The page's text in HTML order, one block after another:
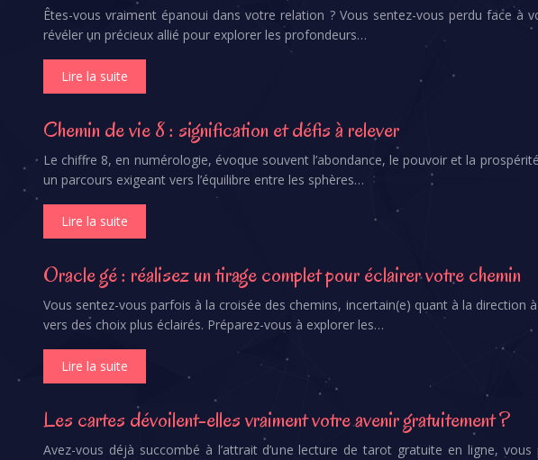
Êtes-vous vraiment épanoui dans votre relation ? Vous sentez-vous perdu face
révéler un précieux allié pour explorer les profondeurs…
Lire la suite
Chemin de vie 8 : signification et défis à relever
Le chiffre 8, en numérologie, évoque souvent l’abondance, le pouvoir et la
un parcours exigeant vers l’équilibre entre les sphères…
Lire la suite
Oracle gé : réalisez un tirage complet pour éclairer votre chemin
Vous sentez-vous parfois à la croisée des chemins, incertain(e) quant à la
vers des choix plus éclairés. Préparez-vous à explorer les…
Lire la suite
Les cartes dévoilent-elles vraiment votre avenir gratuitement ?
Avez-vous déjà succombé à l’attrait d’une lecture de tarot gratuite en ligne,